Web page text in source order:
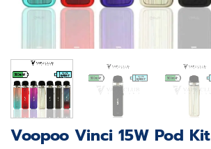
Voopoo Vinci 15W Pod Kit